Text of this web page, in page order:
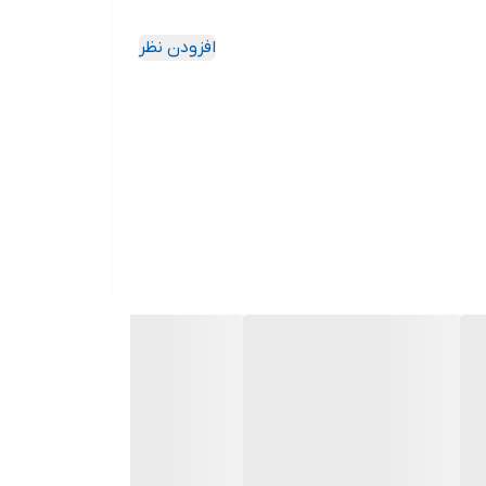
افزودن نظر